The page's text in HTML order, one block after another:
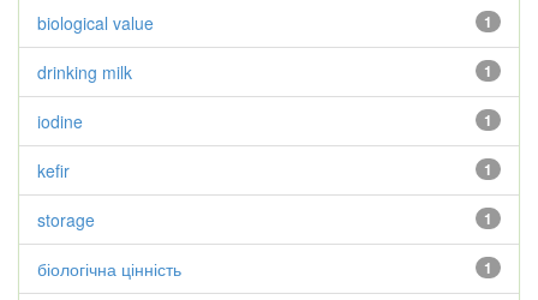
1
biological value
1
drinking milk
1
iodine
1
kefir
1
storage
1
біологічна цінність